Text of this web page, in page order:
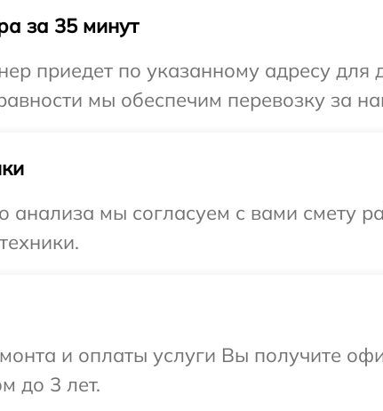
за 35 минут
приедет по указанному адресу для
мы обеспечим перевозку за
анализа мы согласуем с вами смету
и оплаты услуги Вы получите
до 3 лет.